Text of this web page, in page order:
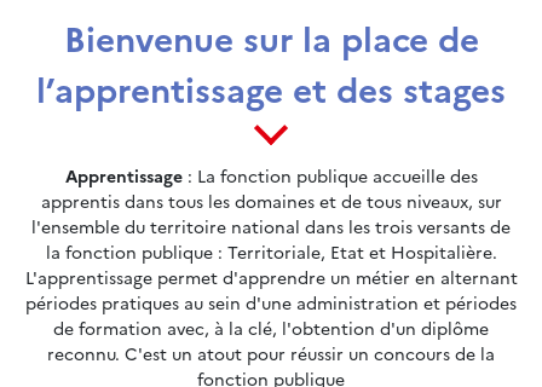
Bienvenue sur la place de
l’apprentissage et des stages
Apprentissage : La fonction publique accueille des
apprentis dans tous les domaines et de tous niveaux, sur
l'ensemble du territoire national dans les trois versants de
la fonction publique : Territoriale, Etat et Hospitalière.
L'apprentissage permet d'apprendre un métier en alternant
périodes pratiques au sein d'une administration et périodes
de formation avec, à la clé, l'obtention d'un diplôme
reconnu. C'est un atout pour réussir un concours de la
fonction publique